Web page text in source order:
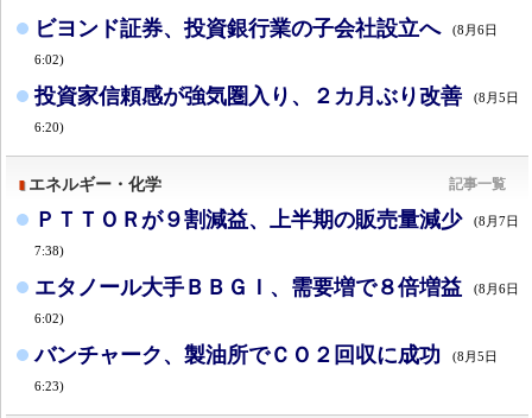
ビヨンド証券、投資銀行業の子会社設立へ (8月6日
6:02)
投資家信頼感が強気圏入り、２カ月ぶり改善 (8月5日
6:20)
エネルギー・化学 記事一覧
ＰＴＴＯＲが９割減益、上半期の販売量減少 (8月7日
7:38)
エタノール大手ＢＢＧＩ、需要増で８倍増益 (8月6日
6:02)
バンチャーク、製油所でＣＯ２回収に成功 (8月5日
6:23)